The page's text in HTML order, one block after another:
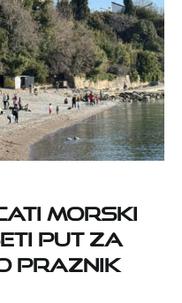
Morski
put za
Praznik